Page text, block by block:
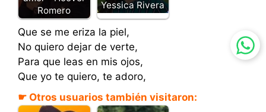
Romero
Yessica Rivera
Que se me eriza la piel,
No quiero dejar de verte,
Para que leas en mis ojos,
Que yo te quiero, te adoro,
☛ Otros usuarios también visitaron: